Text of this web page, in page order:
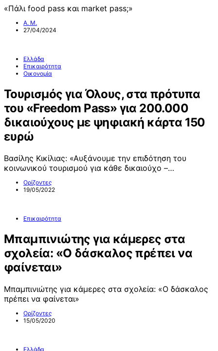
«Πάλι food pass και market pass;»
Α. Μ.
27/04/2024
Ελλάδα
Επικαιρότητα
Οικονομία
Τουρισμός για Όλους, στα πρότυπα
του «Freedom Pass» για 200.000
δικαιούχους με ψηφιακή κάρτα 150
ευρώ
Βασίλης Κικίλιας: «Αυξάνουμε την επιδότηση του
κοινωνικού τουρισμού για κάθε δικαιούχο –…
Ορίζοντες
19/05/2022
Επικαιρότητα
Μπαμπινιώτης για κάμερες στα
σχολεία: «Ο δάσκαλος πρέπει να
φαίνεται»
Μπαμπινιώτης για κάμερες στα σχολεία: «Ο δάσκαλος
πρέπει να φαίνεται»
Ορίζοντες
15/05/2020
Ελλάδα